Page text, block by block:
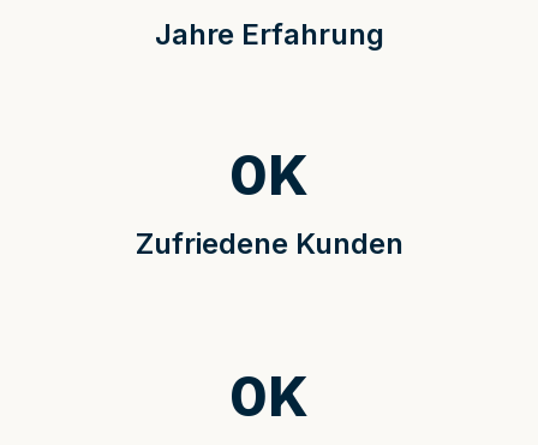
Jahre Erfahrung
Zufriedene Kunden
0K
0K